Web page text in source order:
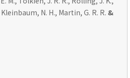
N. H., Martin, G. R. R. &